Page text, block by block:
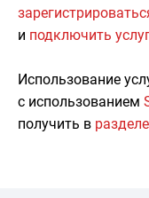
и подключить
Использование
с использованием
получить в